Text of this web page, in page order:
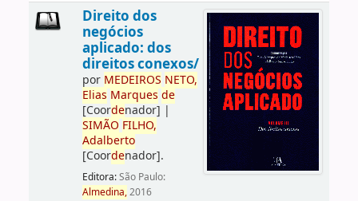
Direito dos
negócios
aplicado: dos
direitos conexos/
por MEDEIROS NETO,
Elias Marques de
[Coordenador] |
SIMÃO FILHO,
Adalberto
[Coordenador].
Editora:São Paulo:
Almedina,2016